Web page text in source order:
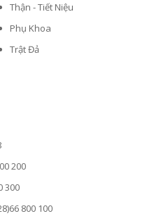
Thận - Tiết Niệu
Phụ Khoa
Trật Đả
200
300
800 100